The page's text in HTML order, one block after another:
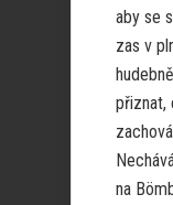
aby se
zas v
přiznat,
na